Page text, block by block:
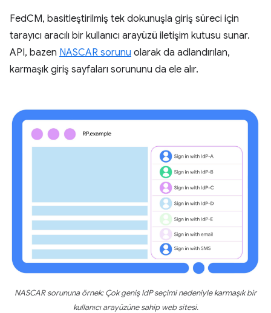
FedCM, basitleştirilmiş tek dokunuşla giriş süreci için
tarayıcı aracılı bir kullanıcı arayüzü iletişim kutusu sunar.
API, bazen NASCAR sorunu olarak da adlandırılan,
karmaşık giriş sayfaları sorununu da ele alır.
NASCAR sorununa örnek: Çok geniş IdP seçimi nedeniyle karmaşık bir
kullanıcı arayüzüne sahip web sitesi.